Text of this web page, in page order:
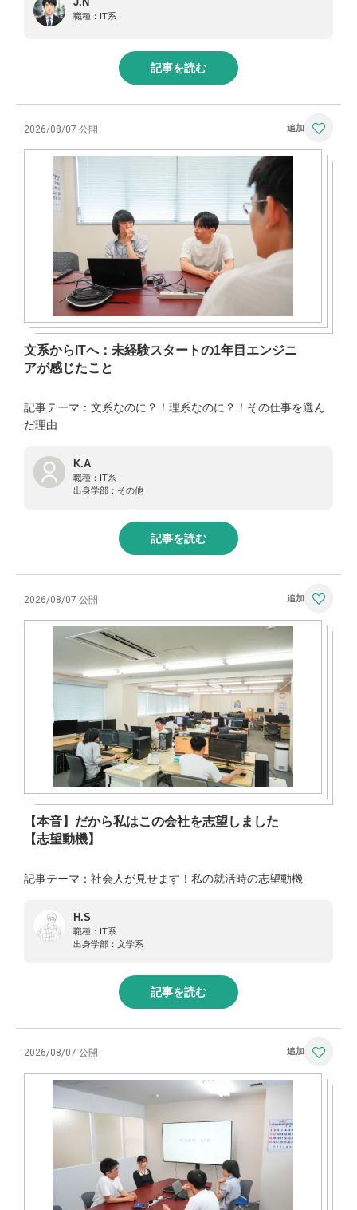
職種： IT系
記事を読む
2026/08/07 公開
文系からITへ：未経験スタートの1年目エンジニ
アが感じたこと
記事テーマ：文系なのに？！理系なのに？！その仕事を選ん
だ理由
K.A
職種：
IT系
出身学部： その他
記事を読む
2026/08/07 公開
【本音】だから私はこの会社を志望しました
【志望動機】
記事テーマ：社会人が見せます！私の就活時の志望動機
H.S
職種： IT系
出身学部： 文学系
記事を読む
2026/08/07 公開